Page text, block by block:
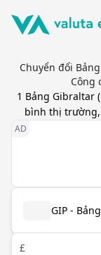
Chuyển đổi
Công
1 Bảng Gibraltar (
bình thị
GIP -
£